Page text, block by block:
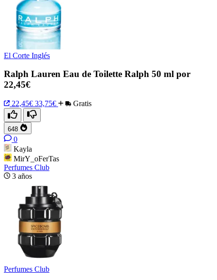
El Corte Inglés
Ralph Lauren Eau de Toilette Ralph 50 ml por
22,45€
22,45€ 33,75€ Gratis
648
0
Kayla
MirY_oFerTas
Perfumes Club
3 años
Perfumes Club